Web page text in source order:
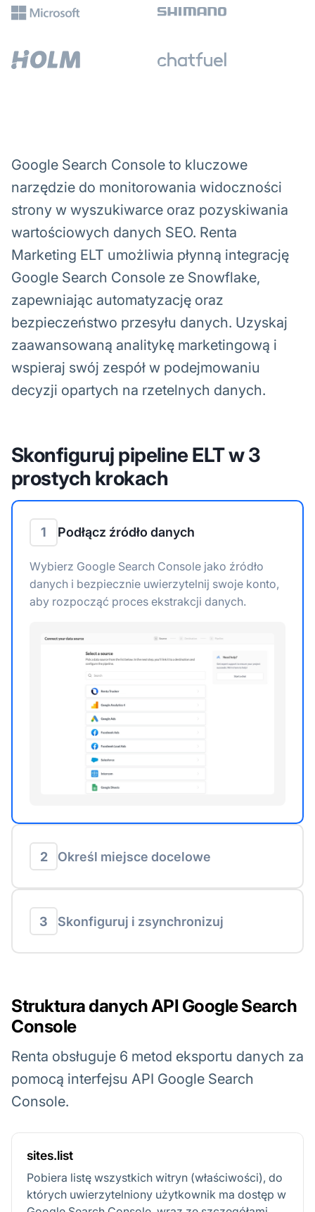
Google Search Console to kluczowe
narzędzie do monitorowania widoczności
strony w wyszukiwarce oraz pozyskiwania
wartościowych danych SEO. Renta
Marketing ELT umożliwia płynną integrację
Google Search Console ze Snowflake,
zapewniając automatyzację oraz
bezpieczeństwo przesyłu danych. Uzyskaj
zaawansowaną analitykę marketingową i
wspieraj swój zespół w podejmowaniu
decyzji opartych na rzetelnych danych.
Skonfiguruj pipeline ELT w 3
prostych krokach
1 Podłącz źródło danych
Wybierz Google Search Console jako źródło
danych i bezpiecznie uwierzytelnij swoje konto,
aby rozpocząć proces ekstrakcji danych.
2 Określ miejsce docelowe
3 Skonfiguruj i zsynchronizuj
Struktura danych API Google Search
Console
Renta obsługuje 6 metod eksportu danych za
pomocą interfejsu API Google Search
Console.
sites.list
Pobiera listę wszystkich witryn (właściwości), do
których uwierzytelniony użytkownik ma dostęp w